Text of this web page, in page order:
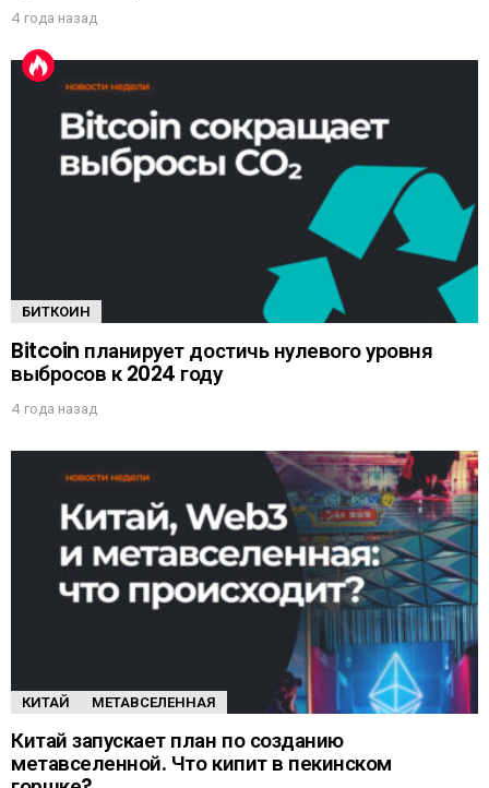
4 года назад
БИТКОИН
Bitcoin планирует достичь нулевого уровня
выбросов к 2024 году
4 года назад
КИТАЙ МЕТАВСЕЛЕННАЯ
Китай запускает план по созданию
метавселенной. Что кипит в пекинском